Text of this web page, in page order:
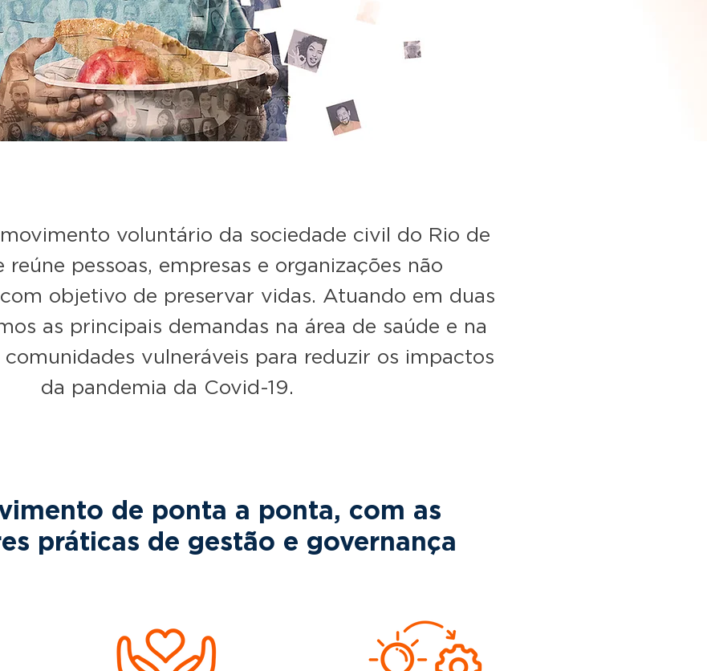
voluntário da sociedade civil do Rio de
reúne pessoas, empresas e organizações não
objetivo de preservar vidas. Atuando em duas
as principais demandas na área de saúde e na
comunidades vulneráveis para reduzir os impactos
da pandemia da Covid-19.
de ponta a ponta, com as
práticas de gestão e governança